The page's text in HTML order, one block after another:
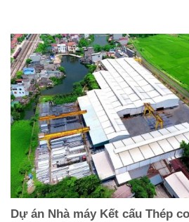
Dự án Nhà máy Kết cấu Thép